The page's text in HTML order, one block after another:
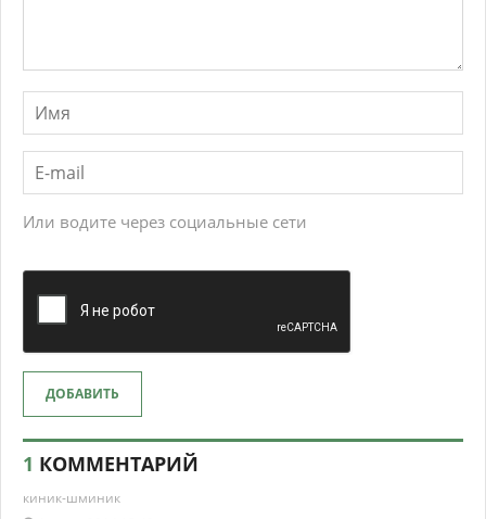
Или водите через социальные сети
ДОБАВИТЬ
1 КОММЕНТАРИЙ
киник-шминик